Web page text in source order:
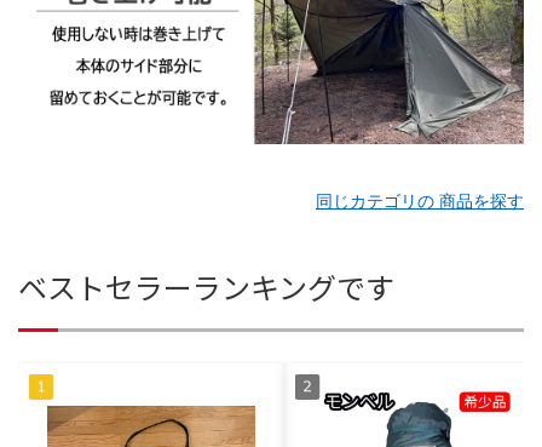
同じカテゴリの 商品を探す
ベストセラーランキングです